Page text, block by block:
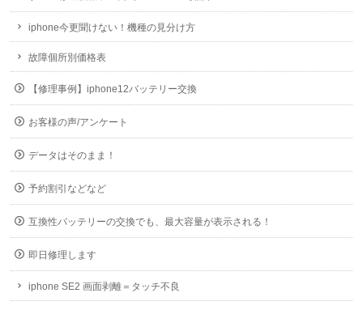
iphone今更聞けない！機種の見分け方
故障個所別価格表
【修理事例】iphone12バッテリー交換
お客様の声/アンケート
データはそのまま！
予約割引などなど
互換性バッテリーの交換でも、最大容量が表示される！
即日修理します
iphone SE2 画面剥離＝タッチ不良